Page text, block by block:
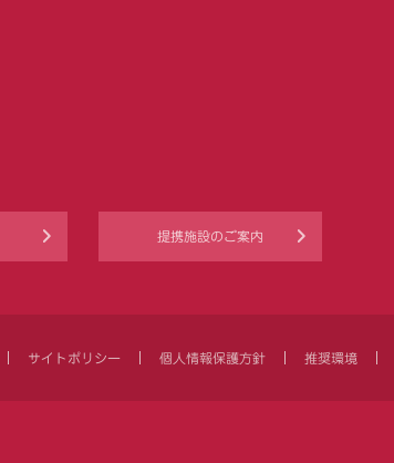
提携施設のご案内
サイトポリシー 個人情報保護方針 推奨環境